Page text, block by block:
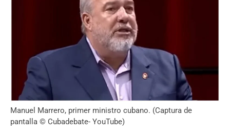
Manuel Marrero, primer ministro cubano. (Captura de
pantalla © Cubadebate- YouTube)